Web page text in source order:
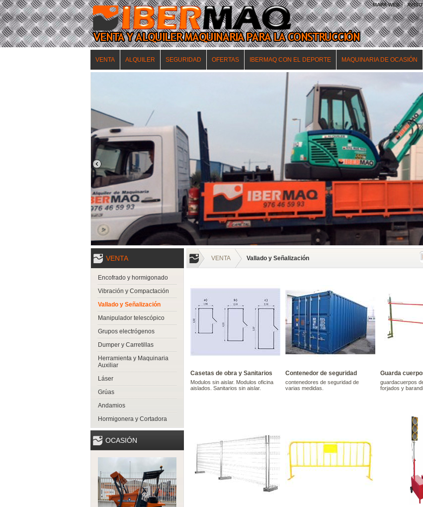
MAPA WEB |
VENTA ALQUILER SEGURIDAD OFERTAS IBERMAQ CON EL DEPORTE MAQUINARIA DE OCASIÓN
VENTA
Encofrado y hormigonado
Vibración y Compactación
Vallado y Señalización
Manipulador telescópico
Grupos electrógenos
Dumper y Carretillas
Herramienta y Maquinaria
Auxiliar
Láser
Grúas
Andamios
Hormigonera y Cortadora
OCASIÓN
VENTA Vallado y Señalización
Casetas de obra y Sanitarios
Modulos sin aislar. Modulos oficina
aislados. Sanitarios sin aislar.
Contenedor de seguridad
contenedores de seguridad de
varias medidas.
Guarda
guardacuerpos
forjados y